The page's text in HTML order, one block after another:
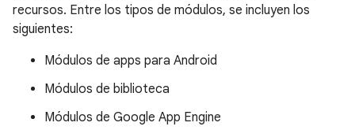
recursos. Entre los tipos de módulos, se incluyen los
siguientes:
Módulos de apps para Android
Módulos de biblioteca
Módulos de Google App Engine